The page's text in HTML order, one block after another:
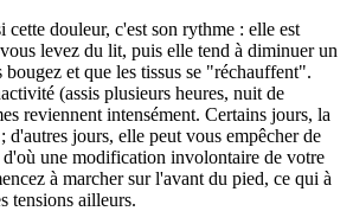
cette douleur, c'est son rythme : elle est
levez du lit, puis elle tend à diminuer un
bougez et que les tissus se "réchauffent".
(assis plusieurs heures, nuit de
reviennent intensément. Certains jours, la
d'autres jours, elle peut vous empêcher de
une modification involontaire de votre
à marcher sur l'avant du pied, ce qui à
tensions ailleurs.